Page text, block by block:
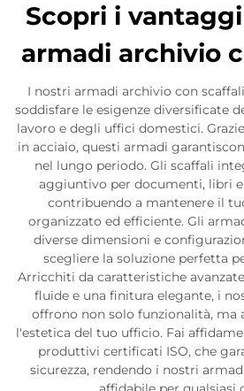
Scopri i
armadi archivio
I nostri armadi archivio con
soddisfare le esigenze diversificate
lavoro e degli uffici domestici.
in acciaio, questi armadi
nel lungo periodo. Gli scaffali
aggiuntivo per documenti, libri
contribuendo a mantenere il
organizzato ed efficiente. Gli
diverse dimensioni e
scegliere la soluzione perfetta
Arricchiti da caratteristiche
fluide e una finitura elegante, i
offrono non solo funzionalità, ma
l'estetica del tuo ufficio. Fai
produttivi certificati ISO, che
sicurezza, rendendo i nostri